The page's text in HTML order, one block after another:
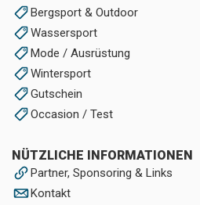
Bergsport & Outdoor
Wassersport
Mode / Ausrüstung
Wintersport
Gutschein
Occasion / Test
NÜTZLICHE INFORMATIONEN
Partner, Sponsoring & Links
Kontakt